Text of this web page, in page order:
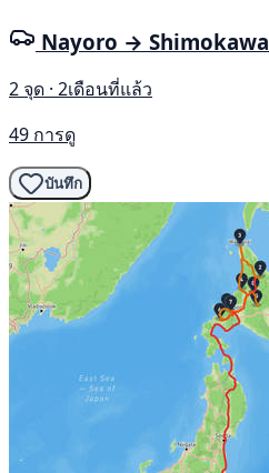
Nayoro → Shimokawa
2 จุด · 2เดือนที่แล้ว
49 การดู
บันทึก